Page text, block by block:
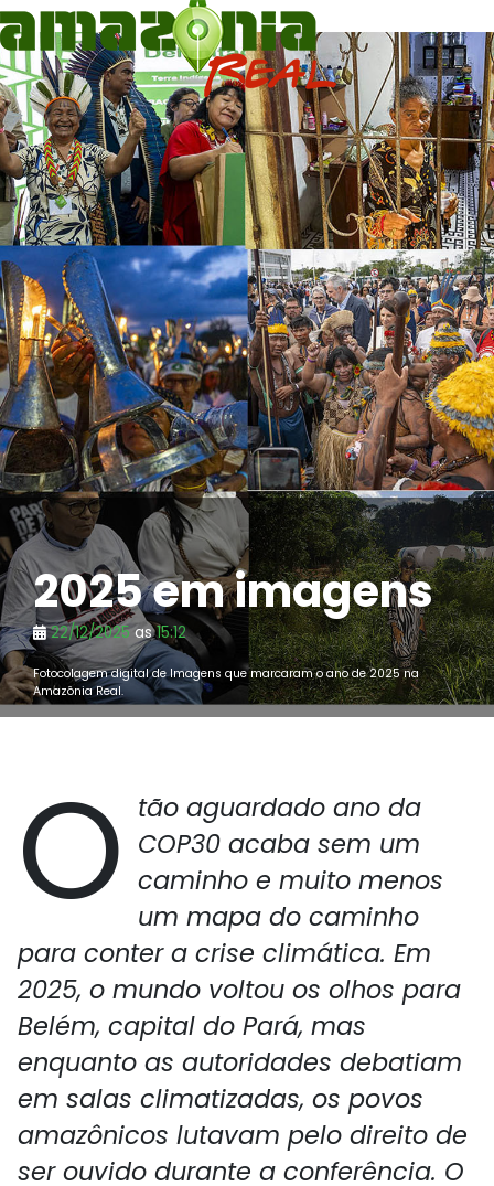
2025 em imagens
22/12/2025as15:12
Fotocolagem digital de Imagens que marcaram o ano de 2025 na
Amazônia Real.
O tão aguardado ano da
COP30 acaba sem um
caminho e muito menos
um mapa do caminho
para conter a crise climática. Em
2025, o mundo voltou os olhos para
Belém, capital do Pará, mas
enquanto as autoridades debatiam
em salas climatizadas, os povos
amazônicos lutavam pelo direito de
ser ouvido durante a conferência. O